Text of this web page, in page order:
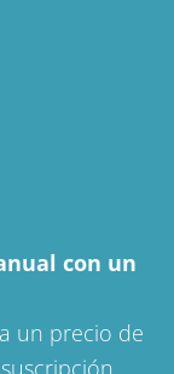
con un
un precio de